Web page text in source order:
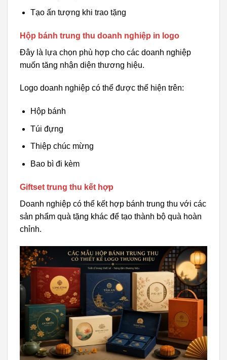
Tạo ấn tượng khi trao tặng
Hộp bánh trung thu doanh nghiệp in logo
Đây là lựa chọn phù hợp cho các doanh nghiệp
muốn tăng nhận diện thương hiệu.
Logo doanh nghiệp có thể được thể hiện trên:
Hộp bánh
Túi đựng
Thiệp chúc mừng
Bao bì đi kèm
Giftset trung thu kết hợp
Doanh nghiệp có thể kết hợp bánh trung thu với các
sản phẩm quà tặng khác để tạo thành bộ quà hoàn
chỉnh.